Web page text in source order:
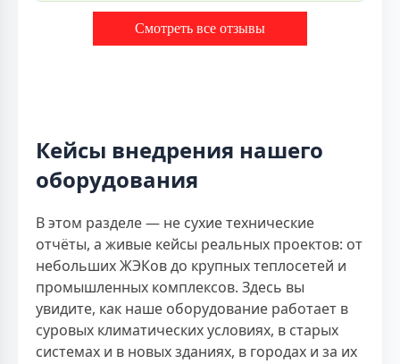
Смотреть все отзывы
Кейсы внедрения нашего
оборудования
В этом разделе — не сухие технические
отчёты, а живые кейсы реальных проектов: от
небольших ЖЭКов до крупных теплосетей и
промышленных комплексов. Здесь вы
увидите, как наше оборудование работает в
суровых климатических условиях, в старых
системах и в новых зданиях, в городах и за их